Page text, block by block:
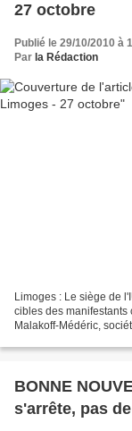
27 octobre
Publié le 29/10/2010 à
Par la Rédaction
Limoges : Le siège de
cibles des manifestants
Malakoff-Médéric,
BONNE
s'arrête, pas